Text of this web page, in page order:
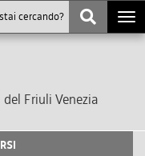
Friuli Venezia